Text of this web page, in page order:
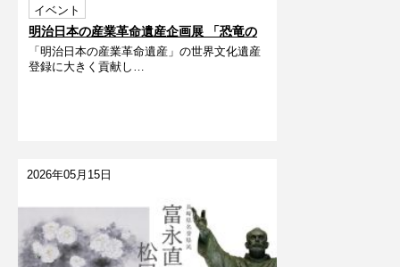
イベント
明治日本の産業革命遺産企画展 「恐竜の
化石発掘に夢中だったスチュアート・スミ
ス先生の本棚」
「明治日本の産業革命遺産」の世界文化遺産
登録に大きく貢献し…
2026年05月15日